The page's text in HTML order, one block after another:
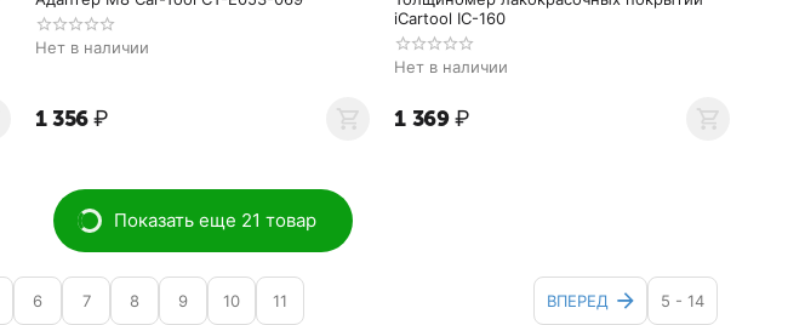
Нет в наличии
1 356₽
iCartool IC-160
Нет в наличии
1 369 ₽
Показать еще 21 товар
6 7 8 9 10 11 ВПЕРЕД 5 - 14